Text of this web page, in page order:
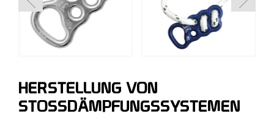
HERSTELLUNG VON
STOSSDÄMPFUNGSSYSTEMEN